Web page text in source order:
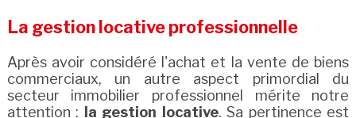
La gestion locative professionnelle
Après avoir considéré l'achat et la vente de biens
commerciaux, un autre aspect primordial du
secteur immobilier professionnel mérite notre
attention :
la gestion locative. Sa pertinence est